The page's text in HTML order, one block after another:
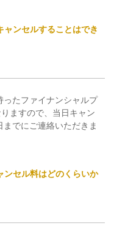
ンセルすることはでき
ったファイナンシャルプ
ますので、当日キャン
でにご連絡いただきま
ンセル料はどのくらいか